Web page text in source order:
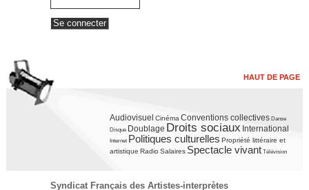
HAUT DE PAGE
Audiovisuel Cinéma Conventions collectives Danse
Disque Doublage Droits sociaux International
Internet Politiques culturelles Propriété littéraire et
artistique Radio Salaires Spectacle vivant Télévision
Syndicat Français des Artistes-interprètes